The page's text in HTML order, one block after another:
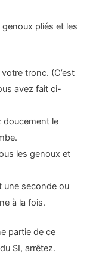
pliés et les
tronc. (C’est
avez fait ci-
doucement le
les genoux et
une seconde ou
à la fois.
partie de ce
SI, arrêtez.